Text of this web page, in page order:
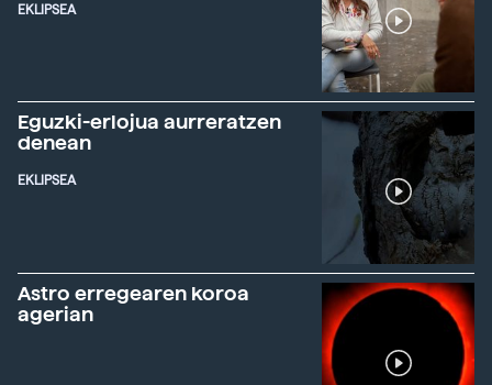
EKLIPSEA
Eguzki-erlojua aurreratzen
denean
EKLIPSEA
Astro erregearen koroa
agerian